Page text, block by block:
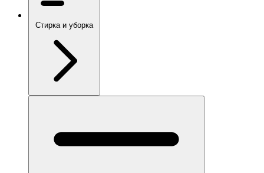
Стирка и уборка